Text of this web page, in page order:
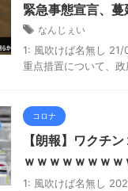
緊急事態宣言、
なんじぇい
1: 風吹けば名無し
重点措置について、
コロナ
【朗報】ワクチ
ｗｗｗｗｗｗｗｗ
1: 風吹けば名無し